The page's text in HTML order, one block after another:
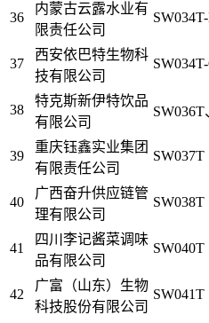
36
内蒙古云露水业有
限责任公司
37
西安依巴特生物科
技有限公司
38
特克斯新伊特饮品
有限公司
SW036T
39
重庆钰鑫实业集团
有限责任公司
SW037T
40
广西奋升供应链管
理有限公司
SW038T
41
四川李记酱菜调味
品有限公司
SW040T
42
广富（山东）生物
科技股份有限公司
SW041T